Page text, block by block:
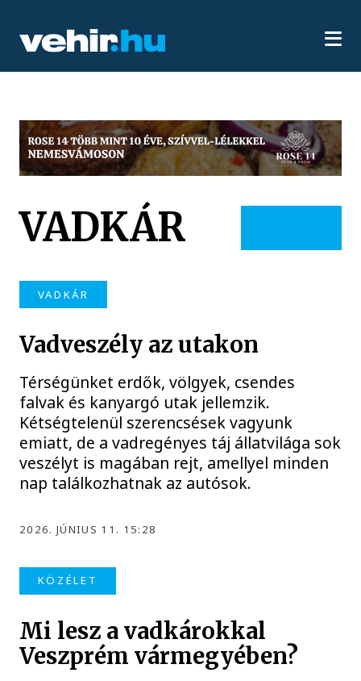
VADKÁR
VADKÁR
Vadveszély az utakon
Térségünket erdők, völgyek, csendes
falvak és kanyargó utak jellemzik.
Kétségtelenül szerencsések vagyunk
emiatt, de a vadregényes táj állatvilága sok
veszélyt is magában rejt, amellyel minden
nap találkozhatnak az autósok.
2026. JÚNIUS 11. 15:28
KÖZÉLET
Mi lesz a vadkárokkal
Veszprém vármegyében?